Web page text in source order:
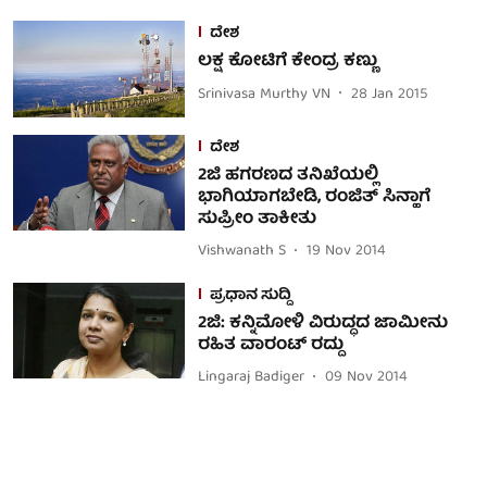
ದೇಶ
ಲಕ್ಷ ಕೋಟಿಗೆ ಕೇಂದ್ರ ಕಣ್ಣು
Srinivasa Murthy VN 28 Jan 2015
ದೇಶ
2ಜಿ ಹಗರಣದ ತನಿಖೆಯಲ್ಲಿ
ಭಾಗಿಯಾಗಬೇಡಿ, ರಂಜಿತ್ ಸಿನ್ಹಾಗೆ
ಸುಪ್ರೀಂ ತಾಕೀತು
Vishwanath S
19 Nov 2014
ಪ್ರಧಾನ ಸುದ್ದಿ
2ಜಿ: ಕನ್ನಿಮೋಳಿ ವಿರುದ್ಧದ ಜಾಮೀನು
ರಹಿತ ವಾರಂಟ್ ರದ್ದು
Lingaraj Badiger 09 Nov 2014